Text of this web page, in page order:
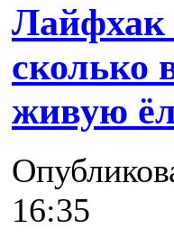
Лайфхак
сколько
живую
16:35